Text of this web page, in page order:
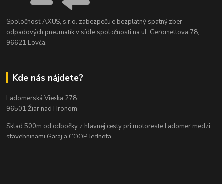
Spoločnosť AXUS, s.r.o. zabezpečuje bezplatný spätný zber
odpadových pneumatík v sídle spoločnosti na ul. Geromettova 78,
96621 Lovča.
Kde nás nájdete?
Ladomerská Vieska 278
96501 Žiar nad Hronom
Sklad 500m od odbočky z hlavnej cesty pri motoreste Ladomer medzi
stavebninami Garaj a COOP Jednota